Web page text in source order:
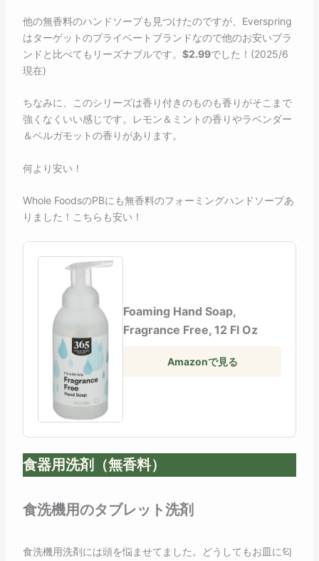
他の無香料のハンドソープも見つけたのですが、Everspring
はターゲットのプライベートブランドなので他のお安いブラ
ンドと比べてもリーズナブルです。 $2.99でした！(2025/6
現在)
ちなみに、このシリーズは香り付きのものも香りがそこまで
強くなくいい感じです。レモン＆ミントの香りやラベンダー
＆ベルガモットの香りがあります。
何より安い！
Whole FoodsのPBにも無香料のフォーミングハンドソープあ
りました！こちらも安い！
Foaming Hand Soap,
Fragrance Free, 12 Fl Oz
Amazonで見る
食器用洗剤（無香料）
食洗機用のタブレット洗剤
食洗機用洗剤には頭を悩ませてました。どうしてもお皿に匂